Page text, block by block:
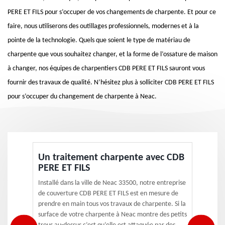
PERE ET FILS pour s’occuper de vos changements de charpente. Et pour ce
faire, nous utiliserons des outillages professionnels, modernes et à la
pointe de la technologie. Quels que soient le type de matériau de
charpente que vous souhaitez changer, et la forme de l’ossature de maison
à changer, nos équipes de charpentiers CDB PERE ET FILS sauront vous
fournir des travaux de qualité. N’hésitez plus à solliciter CDB PERE ET FILS
pour s’occuper du changement de charpente à Neac.
Un traitement charpente avec CDB
PERE ET FILS
Installé dans la ville de Neac 33500, notre entreprise
de couverture CDB PERE ET FILS est en mesure de
prendre en main tous vos travaux de charpente. Si la
surface de votre charpente à Neac montre des petits